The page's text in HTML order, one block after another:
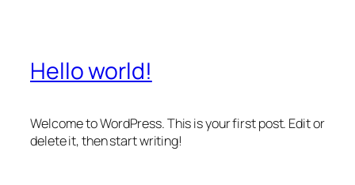
Hello world!
Welcome to WordPress. This is your first post. Edit or
delete it, then start writing!